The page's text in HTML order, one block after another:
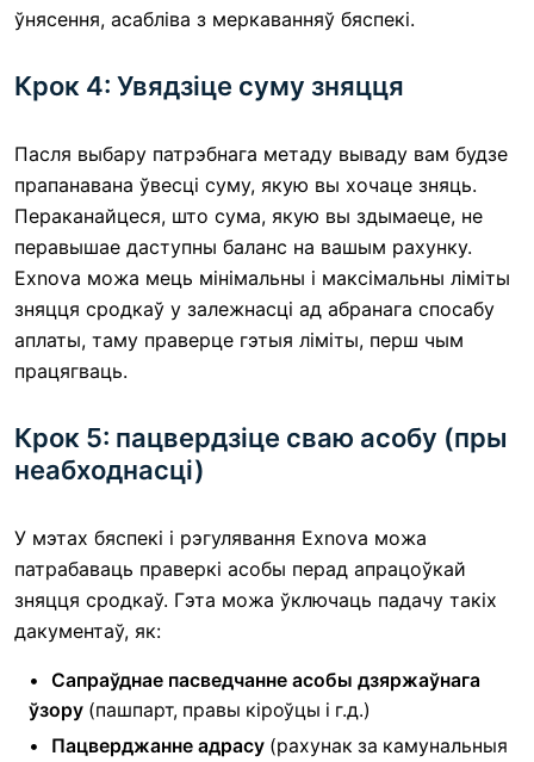
ўнясення, асабліва з меркаванняў бяспекі.
Крок 4: Увядзіце суму зняцця
Пасля выбару патрэбнага метаду вываду вам будзе
прапанавана ўвесці суму, якую вы хочаце зняць.
Пераканайцеся, што сума, якую вы здымаеце, не
перавышае даступны баланс на вашым рахунку.
Exnova можа мець мінімальны і максімальны ліміты
зняцця сродкаў у залежнасці ад абранага спосабу
аплаты, таму праверце гэтыя ліміты, перш чым
працягваць.
Крок 5: пацвердзіце сваю асобу (пры
неабходнасці)
У мэтах бяспекі і рэгулявання Exnova можа
патрабаваць праверкі асобы перад апрацоўкай
зняцця сродкаў. Гэта можа ўключаць падачу такіх
дакументаў, як:
Сапраўднае пасведчанне асобы дзяржаўнага
ўзору (пашпарт, правы кіроўцы і г.д.)
Пацверджанне адрасу (рахунак за камунальныя